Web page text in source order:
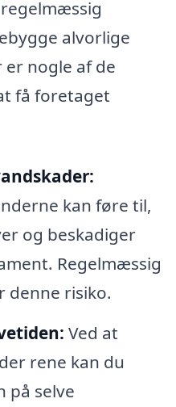
alvorlige
er nogle af de
få foretaget
kan føre til,
og beskadiger
Regelmæssig
denne risiko.
Ved at
rene kan du
på selve